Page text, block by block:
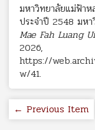
มหาวิทยาลัยแม่ฟ้าห
ประจำปี 2548 มห
Mae Fah Luang
2026,
https://
w/41.
← Previous Item